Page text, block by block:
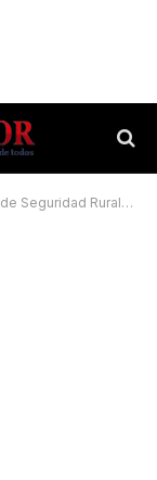
Ecológica de un Municipio